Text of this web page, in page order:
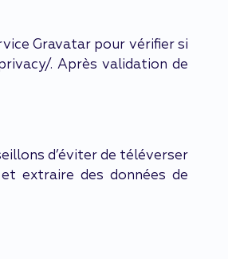
Gravatar pour vérifier si
. Après validation de
d’éviter de téléverser
extraire des données de